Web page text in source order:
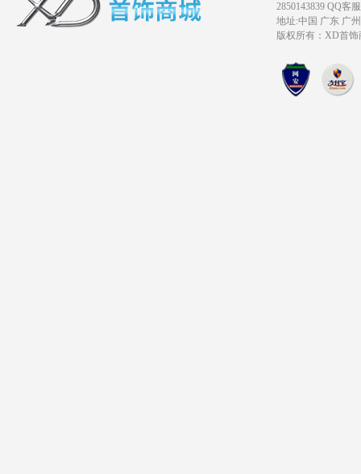
2850143839 QQ客
地址:中国 广东 广
版权所有：XD首